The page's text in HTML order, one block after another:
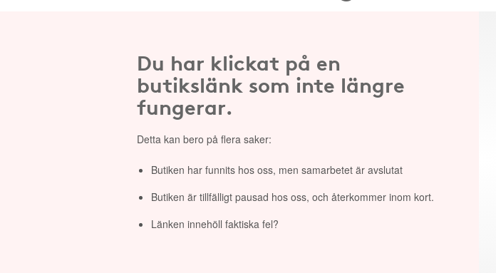
Du har klickat på en
butikslänk som inte längre
fungerar.
Detta kan bero på flera saker:
Butiken har funnits hos oss, men samarbetet är avslutat
Butiken är tillfälligt pausad hos oss, och återkommer inom kort.
Länken innehöll faktiska fel?